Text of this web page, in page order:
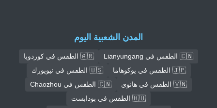
المدن الشعبية اليوم
🇨🇳 الطقس في Lianyungang
🇦🇷 الطقس في كوردوبا
🇯🇵 الطقس في يوكوهاما
🇺🇸 الطقس في نيويورك
🇻🇳 الطقس في هانوي
🇨🇳 الطقس في Chaozhou
🇭🇺 الطقس في بودابست